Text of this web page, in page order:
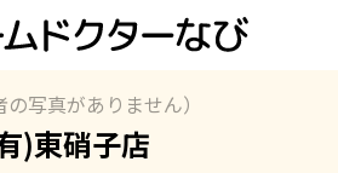
の写真がありません）
)東硝子店